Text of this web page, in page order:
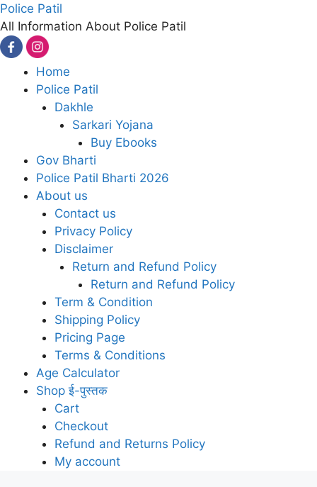
Skip
to
content
Police Patil
All Information About Police Patil
Home
Police Patil
Dakhle
Sarkari Yojana
Buy Ebooks
Gov Bharti
Police Patil Bharti 2026
About us
Contact us
Privacy Policy
Disclaimer
Return and Refund Policy
Return and Refund Policy
Term & Condition
Shipping Policy
Pricing Page
Terms & Conditions
Age Calculator
Shop ई-पुस्तक
Cart
Checkout
Refund and Returns Policy
My account